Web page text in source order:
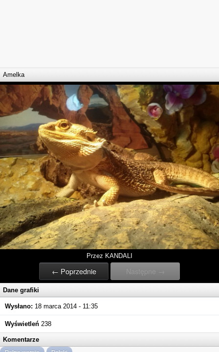
Amelka
Przez KANDALI
← Poprzednie Następne →
Dane grafiki
Wysłano: 18 marca 2014 - 11:35
Wyświetleń 238
Komentarze